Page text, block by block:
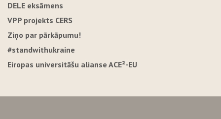
DELE eksāmens
VPP projekts CERS
Ziņo par pārkāpumu!
#standwithukraine
Eiropas universitāšu alianse ACE²-EU